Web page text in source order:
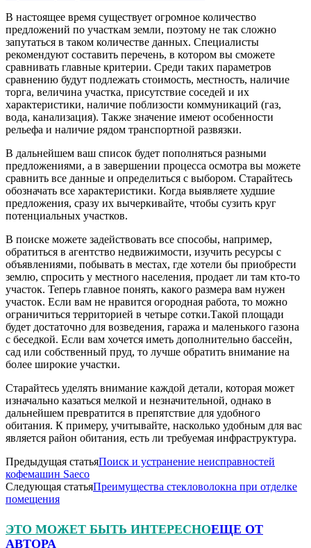
В настоящее время существует огромное количество
предложений по участкам земли, поэтому не так сложно
запутаться в таком количестве данных. Специалисты
рекомендуют составить перечень, в котором вы сможете
сравнивать главные критерии. Среди таких параметров
сравнению будут подлежать стоимость, местность, наличие
торга, величина участка, присутствие соседей и их
характеристики, наличие поблизости коммуникаций (газ,
вода, канализация). Также значение имеют особенности
рельефа и наличие рядом транспортной развязки.
В дальнейшем ваш список будет пополняться разными
предложениями, а в завершении процесса осмотра вы можете
сравнить все данные и определиться с выбором. Старайтесь
обозначать все характеристики. Когда выявляете худшие
предложения, сразу их вычеркивайте, чтобы сузить круг
потенциальных участков.
В поиске можете задействовать все способы, например,
обратиться в агентство недвижимости, изучить ресурсы с
объявлениями, побывать в местах, где хотели бы приобрести
землю, спросить у местного населения, продает ли там кто-то
участок. Теперь главное понять, какого размера вам нужен
участок. Если вам не нравится огородная работа, то можно
ограничиться территорией в четыре сотки.Такой площади
будет достаточно для возведения, гаража и маленького газона
с беседкой. Если вам хочется иметь дополнительно бассейн,
сад или собственный пруд, то лучше обратить внимание на
более широкие участки.
Старайтесь уделять внимание каждой детали, которая может
изначально казаться мелкой и незначительной, однако в
дальнейшем превратится в препятствие для удобного
обитания. К примеру, учитывайте, насколько удобным для вас
является район обитания, есть ли требуемая инфраструктура.
Предыдущая статьяПоиск и устранение неисправностей
кофемашин Saeco
Следующая статьяПреимущества стекловолокна при отделке
помещения
ЭТО МОЖЕТ БЫТЬ ИНТЕРЕСНОЕЩЕ ОТ
АВТОРА